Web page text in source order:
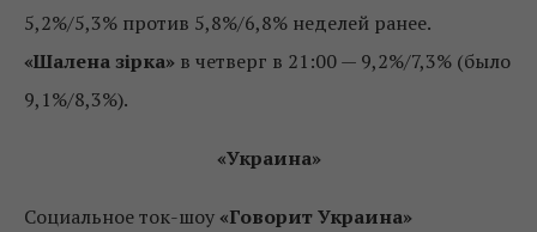
5,2%/5,3% против 5,8%/6,8% неделей ранее.
«Шалена зірка» в четверг в 21:00 — 9,2%/7,3% (было
9,1%/8,3%).
«Украина»
Социальное ток-шоу «Говорит Украина»